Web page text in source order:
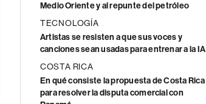
Medio Oriente y al repunte del petróleo
TECNOLOGÍA
Artistas se resisten a que sus voces y
canciones sean usadas para entrenar a la IA
COSTA RICA
En qué consiste la propuesta de Costa Rica
para resolver la disputa comercial con